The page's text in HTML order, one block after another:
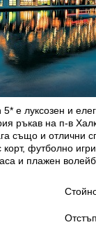
е луксозен и
ръкав на п-в
също и отлични
футболно
и плажен